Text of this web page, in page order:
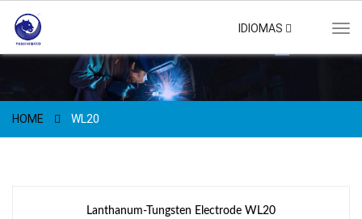
IDIOMAS
HOME WL20
Lanthanum-Tungsten Electrode WL20